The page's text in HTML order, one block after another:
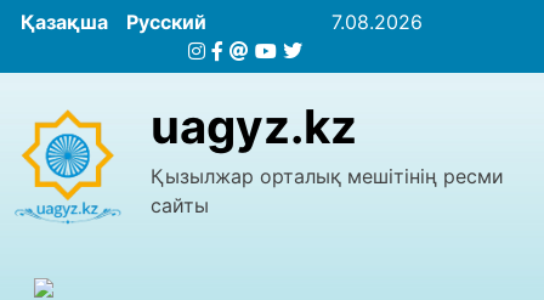
Қазақша Русский 7.08.2026
uagyz.kz
Қызылжар орталық мешітінің ресми
сайты